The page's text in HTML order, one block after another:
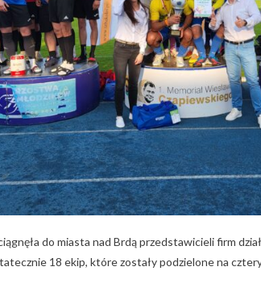
do miasta nad Brdą przedstawicieli firm
18 ekip, które zostały podzielone na